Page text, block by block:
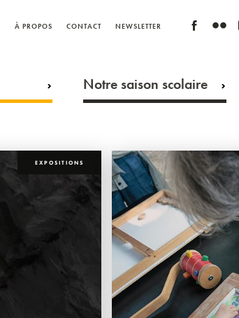
À PROPOS CONTACT NEWSLETTER
Notre saison scolaire
EXPOSITIONS